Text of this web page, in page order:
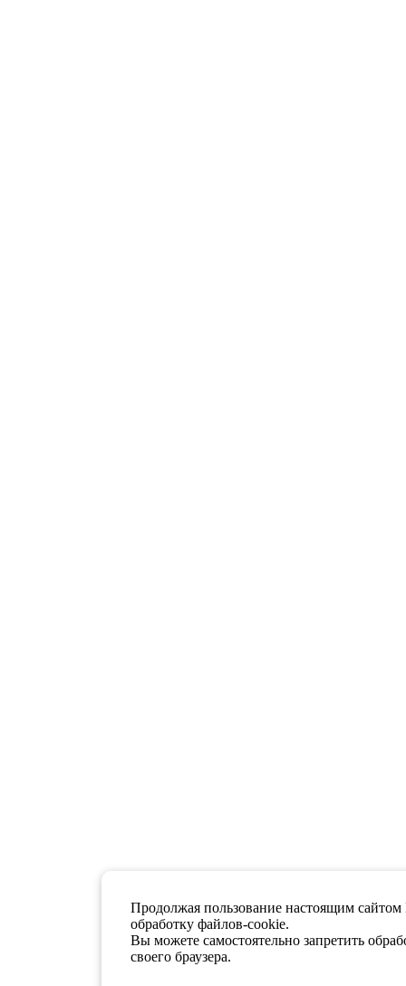
Продолжая пользование настоящим
обработку файлов-cookie.
Вы можете самостоятельно запретить
своего браузера.